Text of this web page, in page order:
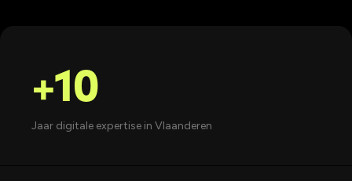
+10
Jaar digitale expertise in Vlaanderen